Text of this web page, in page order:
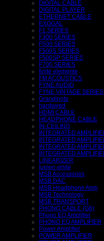
DIGITAL CABLE
DIGITAL PLAYER
ETHERNET CABLE
EXOGAL
F1 SERIES
F300 SERIES
F500 SERIES
F500S SERIES
F500SP SERIES
F700 SERIES
finite elemente
FM ACOUSTICS
FYNE AUDIO
FYNE VINTAGE SERIES
Grandinote
hardwired
HDMI CABLE
HEADPHONE CABLE
IN-CEILING
INTEGRATED
INTEGRATED
INTEGRATED
INTEGRATED
LINEARIZER
lumen white
MSB Accessories
MSB DAC
MSB Headphone Amp
MSB Technology
MSB TRANSPORT
PHONO CABLE (G6)
Phono EQ Amplifier
PHONO EQ AMPLIFIER
Power Amplifier
POWER AMPLIFIER